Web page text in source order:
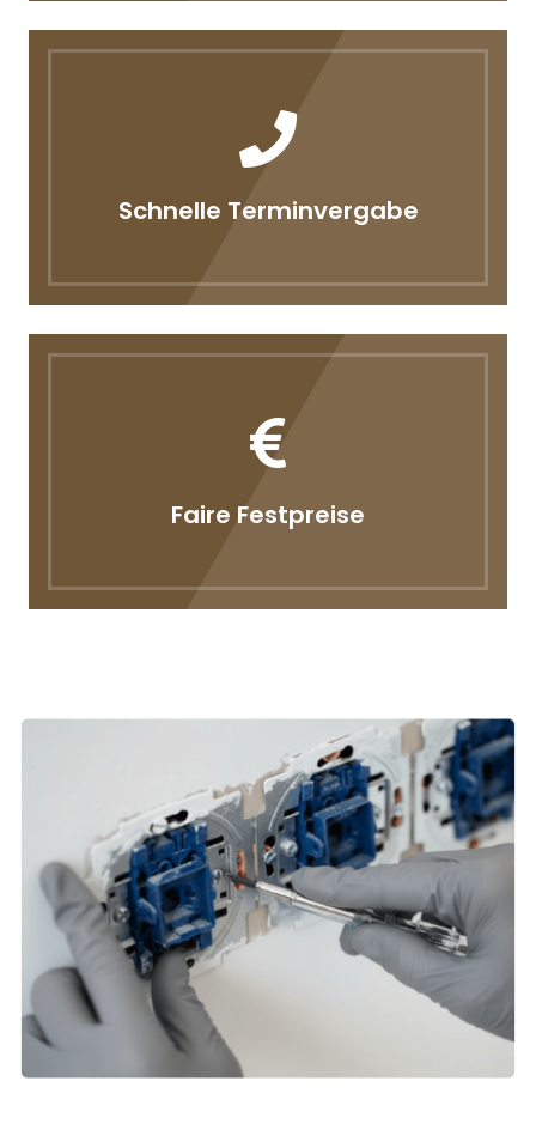
Schnelle Terminvergabe
Faire Festpreise